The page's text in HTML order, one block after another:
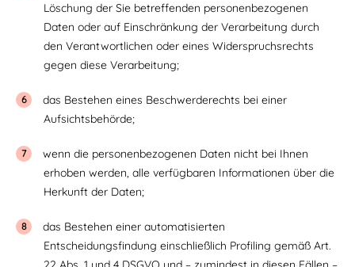
Löschung der Sie betreffenden personenbezogenen
Daten oder auf Einschränkung der Verarbeitung durch
den Verantwortlichen oder eines Widerspruchsrechts
gegen diese Verarbeitung;
das Bestehen eines Beschwerderechts bei einer
Aufsichtsbehörde;
wenn die personenbezogenen Daten nicht bei Ihnen
erhoben werden, alle verfügbaren Informationen über die
Herkunft der Daten;
das Bestehen einer automatisierten
Entscheidungsfindung einschließlich Profiling gemäß Art.